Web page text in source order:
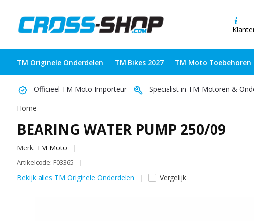
TM Originele Onderdelen TM Bikes 2027 TM Moto Toebehoren
Officieel TM Moto Importeur Specialist in TM-Motoren &
Home
BEARING WATER PUMP 250/09
Merk: TM Moto
Artikelcode: F03365
Bekijk alles TM Originele Onderdelen Vergelijk